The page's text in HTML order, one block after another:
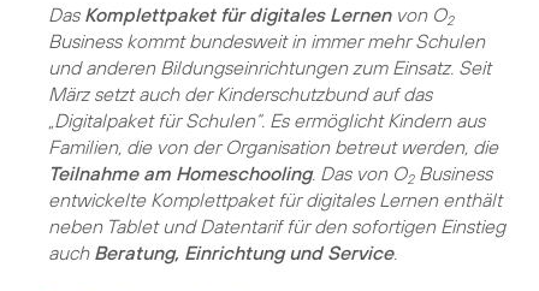
Das Komplettpaket für digitales Lernenvon O2
Business kommt bundesweit in immer mehr Schulen
und anderen Bildungseinrichtungen zum Einsatz. Seit
März setzt auch der Kinderschutzbund auf das
„Digitalpaket für Schulen“. Es ermöglicht Kindern aus
Familien, die von der Organisation betreut werden, die
Teilnahme am Homeschooling. Das von O2Business
entwickelte Komplettpaket für digitales Lernen enthält
neben Tablet und Datentarif für den sofortigen Einstieg
auch Beratung, Einrichtung und Service.